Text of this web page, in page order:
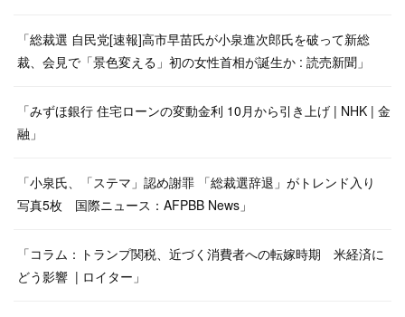
「総裁選 自民党[速報]高市早苗氏が小泉進次郎氏を破って新総
裁、会見で「景色変える」初の女性首相が誕生か : 読売新聞」
「みずほ銀行 住宅ローンの変動金利 10月から引き上げ | NHK | 金
融」
「小泉氏、「ステマ」認め謝罪 「総裁選辞退」がトレンド入り
写真5枚 国際ニュース：AFPBB News」
「コラム：トランプ関税、近づく消費者への転嫁時期 米経済に
どう影響 | ロイター」